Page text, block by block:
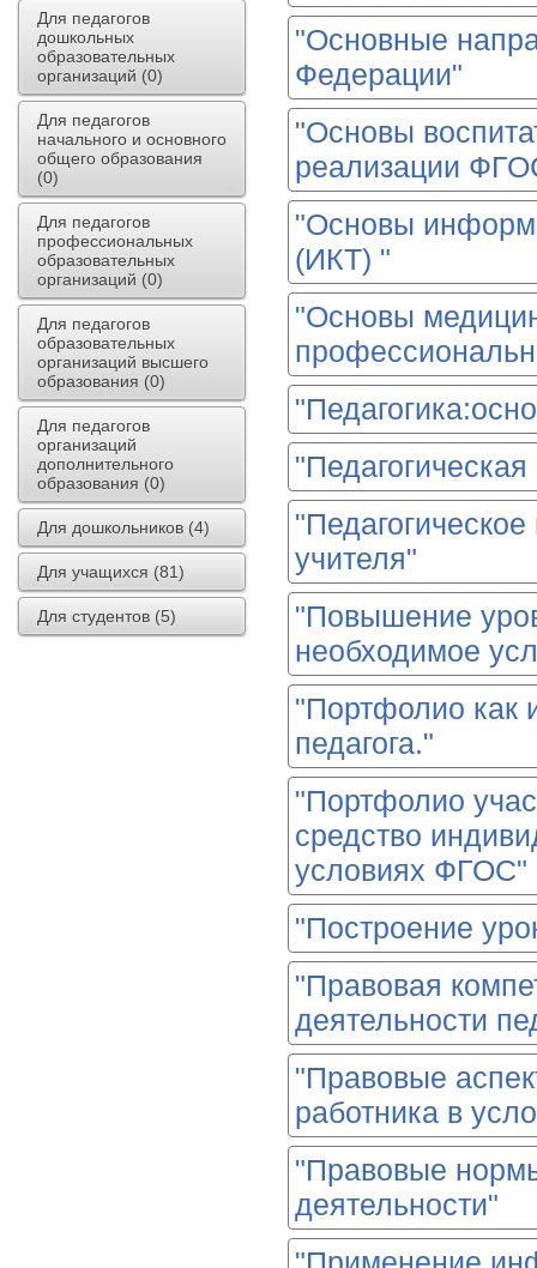
Для педагогов
дошкольных
образовательных
организаций (0)
Для педагогов
начального и основного
общего образования
(0)
Для педагогов
профессиональных
образовательных
организаций (0)
Для педагогов
образовательных
организаций высшего
образования (0)
Для педагогов
организаций
дополнительного
образования (0)
Для дошкольников (4)
Для учащихся (81)
Для студентов (5)
"Основные
Федерации"
"Основы
реализации
"Основы
(ИКТ) "
"Основы
учителя"
"Повышение
необходимое
"Портфолио как
педагога."
"Портфолио
средство
условиях ФГОС"
"Построение
"Правовая
деятельности
"Правовые
работника в
"Правовые
деятельности"